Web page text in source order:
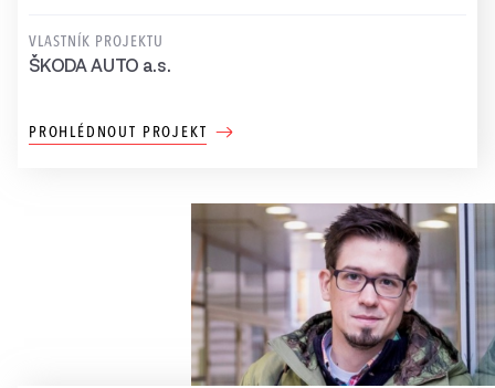
VLASTNÍK PROJEKTU
ŠKODA AUTO a.s.
PROHLÉDNOUT PROJEKT